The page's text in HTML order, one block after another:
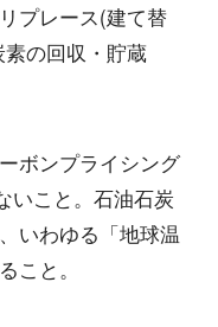
プレース(建て替
の回収・貯蔵
ボンプライシング
いこと。石油石炭
いわゆる「地球温
こと。